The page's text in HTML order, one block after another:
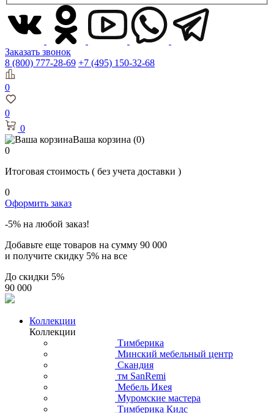
Заказать звонок
8 (800) 777-28-69 +7 (495) 150-32-68
0
0
0
Ваша корзина (0)
0
Итоговая стоимость ( без учета доставки )
0
Оформить заказ
-5% на любой заказ!
Добавьте еще товаров на сумму 90 000
и получите скидку 5% на все
До скидки 5%
90 000
Коллекции
Коллекции
Тимберика
Минский мебельный центр
Скандия
тм SanRemi
Мебель Икея
Муромские мастера
Тимберика Кидс